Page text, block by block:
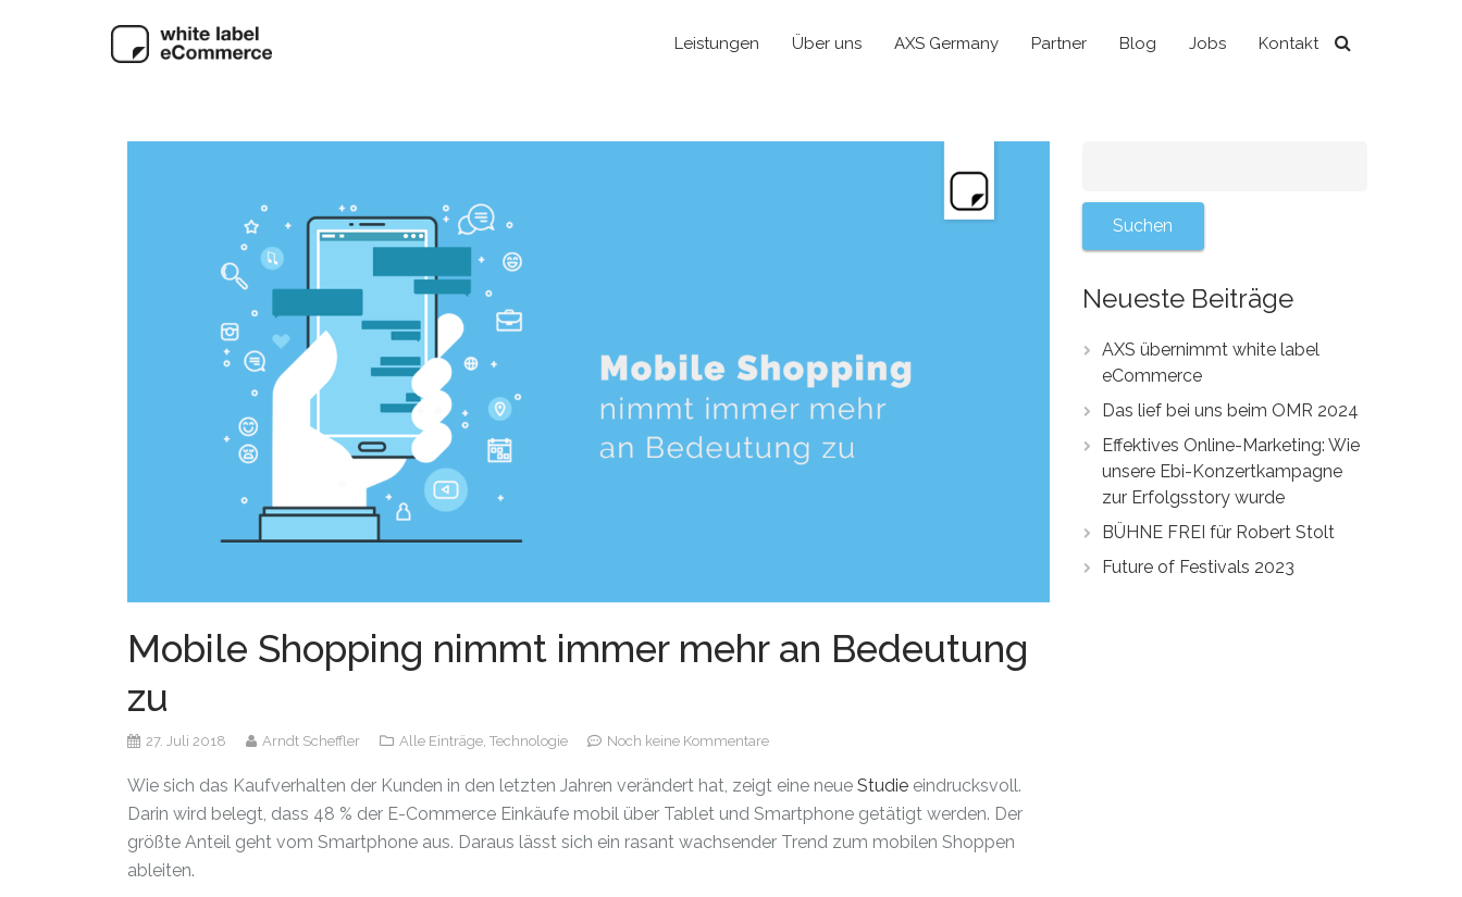
Leistungen Über uns AXS Germany Partner Blog Jobs Kontakt
Mobile Shopping nimmt immer mehr an Bedeutung
zu
27. Juli 2018 Arndt Scheffler Alle Einträge, Technologie Noch keine Kommentare
Wie sich das Kaufverhalten der Kunden in den letzten Jahren verändert hat, zeigt eine neue Studie eindrucksvoll.
Darin wird belegt, dass 48 % der E-Commerce Einkäufe mobil über Tablet und Smartphone getätigt werden. Der
größte Anteil geht vom Smartphone aus. Daraus lässt sich ein rasant wachsender Trend zum mobilen Shoppen
ableiten.
Neueste Beiträge
AXS übernimmt white label
eCommerce
Das lief bei uns beim OMR 2024
Effektives Online-Marketing: Wie
unsere Ebi-Konzertkampagne
zur Erfolgsstory wurde
BÜHNE FREI für Robert Stolt
Future of Festivals 2023